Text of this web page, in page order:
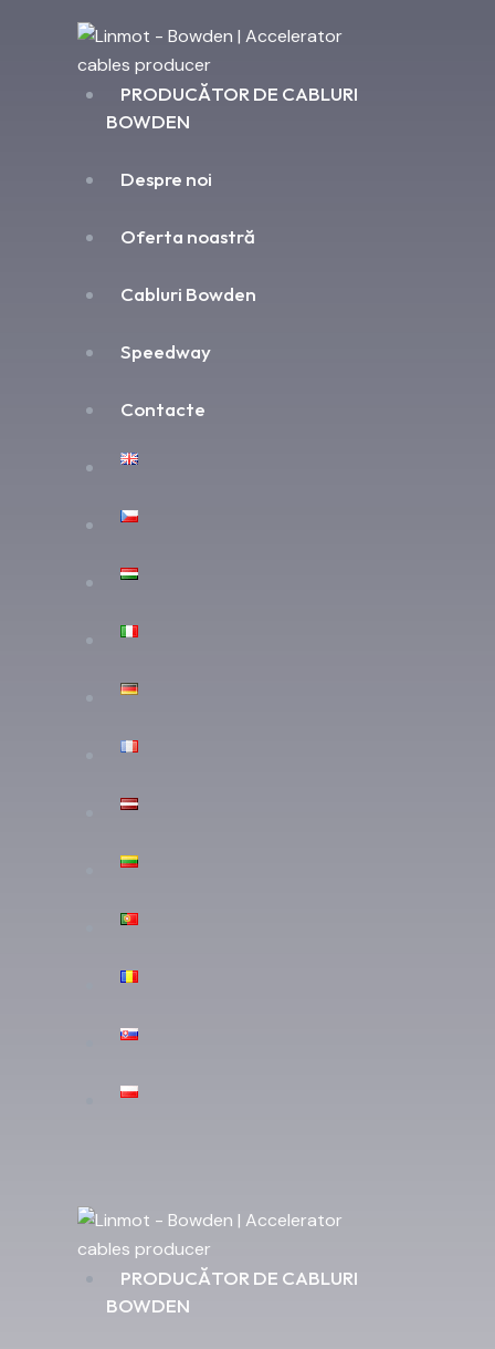
PRODUCĂTOR DE CABLURI
BOWDEN
Despre noi
Oferta noastră
Cabluri Bowden
Speedway
Contacte
PRODUCĂTOR DE CABLURI
BOWDEN